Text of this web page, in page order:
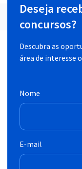
Deseja
concursos?
Descubra as
área de interesse
Nome
E-mail